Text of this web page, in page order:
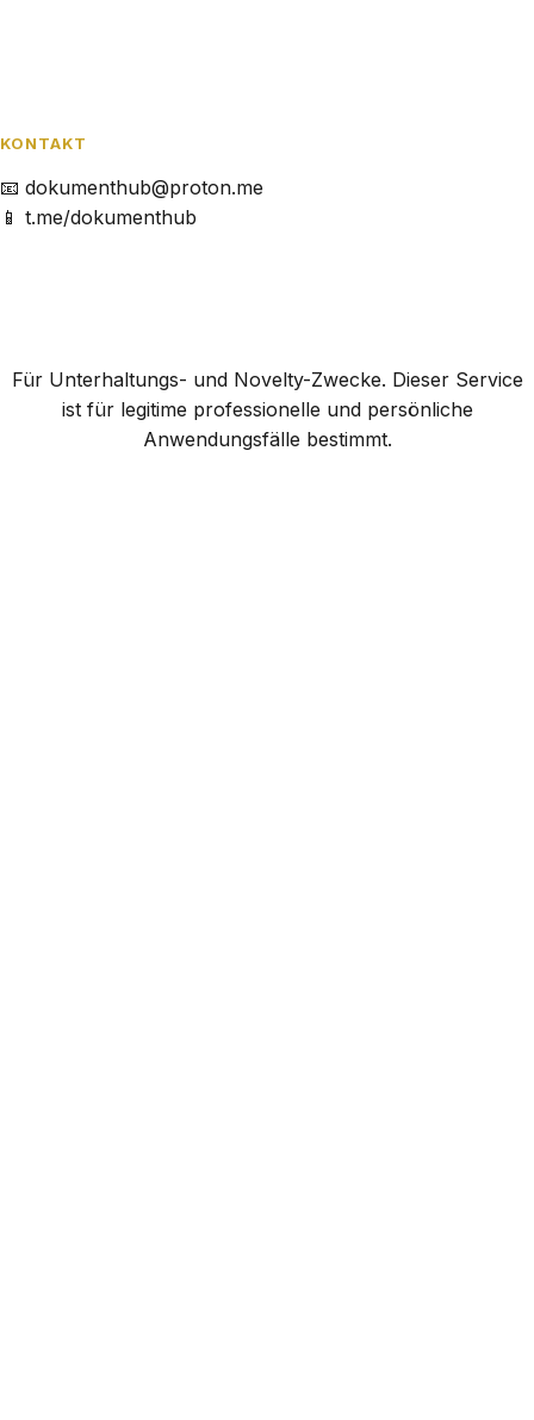
KONTAKT
📧 dokumenthub@proton.me
📱 t.me/dokumenthub
Für Unterhaltungs- und Novelty-Zwecke. Dieser Service
ist für legitime professionelle und persönliche
Anwendungsfälle bestimmt.